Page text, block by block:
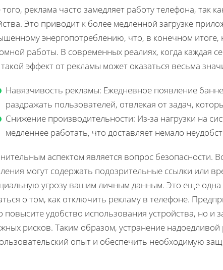
реклама часто замедляет работу телефона, так
Это приводит к более медленной загрузке
энергопотреблению, что, в конечном итоге,
работы. В современных реалиях, когда каждая
такой эффект от рекламы может оказаться весьма
Навязчивость рекламы: Ежедневное появление
раздражать пользователей, отвлекая от задач,
Снижение производительности: Из-за нагрузки на
медленнее работать, что доставляет немало
аспектом является вопрос безопасности.
могут содержать подозрительные ссылки или
угрозу вашим личным данным. Это еще
о том, как отключить рекламу в телефоне.
повысите удобство использования устройства, но
рисков. Таким образом, устранение
опыт и обеспечить необходимую